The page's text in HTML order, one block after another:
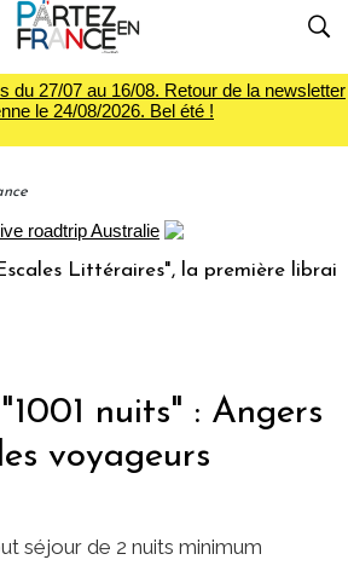
du 27/07 au 16/08. Retour de la newsletter
le 24/08/2026. Bel été !
Littéraires", la première librairie du
nuits" : Angers
voyageurs
séjour de 2 nuits minimum